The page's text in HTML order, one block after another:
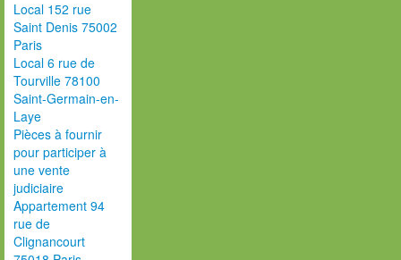
Local 152 rue
Saint Denis 75002
Paris
Local 6 rue de
Tourville 78100
Saint-Germain-en-
Laye
Pièces à fournir
pour participer à
une vente
judiciaire
Appartement 94
rue de
Clignancourt